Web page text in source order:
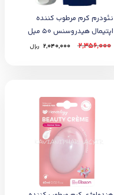
نئودرم کرم مرطوب کننده
اپتیمال هیدروسنس 50 میل
2,356,000
2,040,000 ﷼